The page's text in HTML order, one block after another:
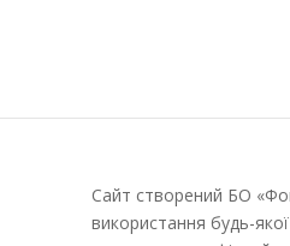
Сайт створений БО
використання будь-